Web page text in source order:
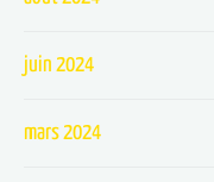
juin 2024
mars 2024